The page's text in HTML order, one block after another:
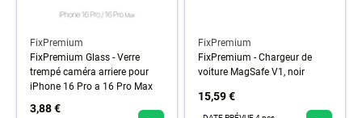
FixPremium
FixPremium Glass - Verre
trempé caméra arriere pour
iPhone 16 Pro a 16 Pro Max
3,88 €
FixPremium
FixPremium - Chargeur de
voiture MagSafe V1, noir
15,59 €